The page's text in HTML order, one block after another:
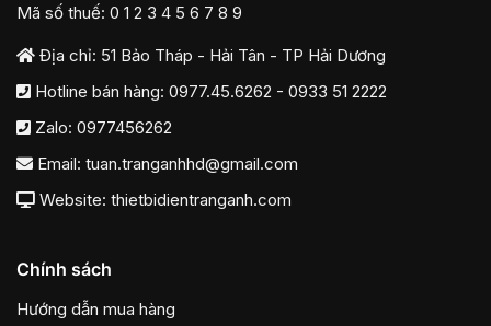
Mã số thuế: 0 1 2 3 4 5 6 7 8 9
Địa chỉ: 51 Bảo Tháp - Hải Tân - TP Hải Dương
Hotline bán hàng: 0977.45.6262 - 0933 51 2222
Zalo: 0977456262
Email: tuan.tranganhhd@gmail.com
Website: thietbidientranganh.com
Chính sách
Hướng dẫn mua hàng